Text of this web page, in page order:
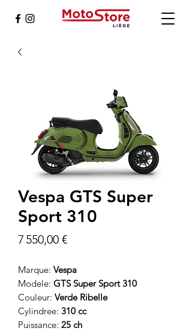
Vespa GTS Super
Sport 310
7 550,00 €Prix
Marque: Vespa
Modele: GTS Super Sport 310
Couleur: Verde Ribelle
Cylindree: 310 cc
Puissance: 25 ch